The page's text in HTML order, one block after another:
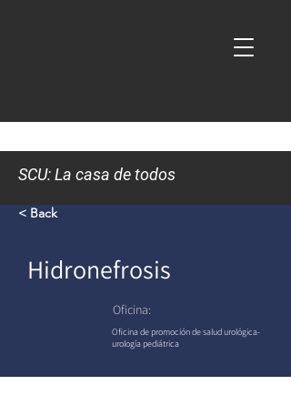
SCU: La casa de todos
< Back
Hidronefrosis
Oficina:
Oficina de promoción de salud urológica-
urología pediátrica